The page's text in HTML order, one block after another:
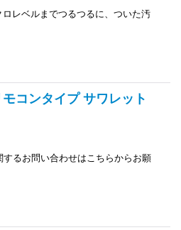
レベルまでつるつるに、ついた汚
コンタイプ サワレット
るお問い合わせはこちらからお願